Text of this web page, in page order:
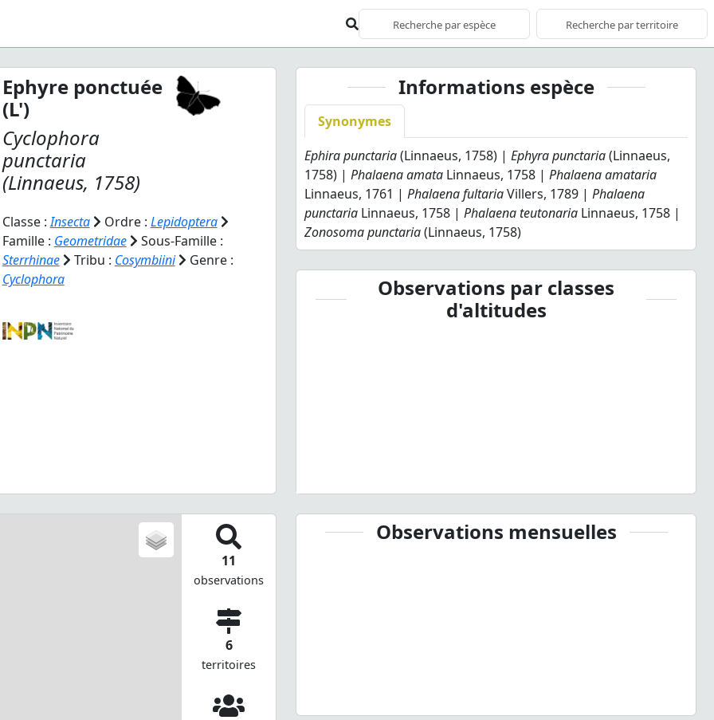
Ephyre ponctuée
(L')
Cyclophora
punctaria
(Linnaeus, 1758)
Classe :Insecta Ordre : Lepidoptera
Famille : Geometridae
Sous-Famille :
Sterrhinae
Tribu : Cosymbiini
Genre :
Cyclophora
11
observations
6
territoires
Informations espèce
Synonymes
Ephira punctaria(Linnaeus, 1758) |Ephyra punctaria(Linnaeus,
1758) |Phalaena amata Linnaeus, 1758 |Phalaena amataria
Linnaeus, 1761 |Phalaena fultariaVillers, 1789 |Phalaena
punctaria Linnaeus, 1758 |Phalaena teutonaria Linnaeus, 1758 |
Zonosoma punctaria(Linnaeus, 1758)
Observations par classes
d'altitudes
Observations mensuelles